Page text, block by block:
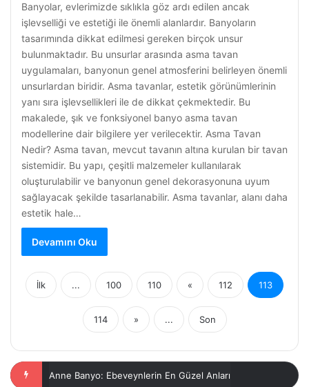
Banyolar, evlerimizde sıklıkla göz ardı edilen ancak
işlevselliği ve estetiği ile önemli alanlardır. Banyoların
tasarımında dikkat edilmesi gereken birçok unsur
bulunmaktadır. Bu unsurlar arasında asma tavan
uygulamaları, banyonun genel atmosferini belirleyen önemli
unsurlardan biridir. Asma tavanlar, estetik görünümlerinin
yanı sıra işlevsellikleri ile de dikkat çekmektedir. Bu
makalede, şık ve fonksiyonel banyo asma tavan
modellerine dair bilgilere yer verilecektir. Asma Tavan
Nedir? Asma tavan, mevcut tavanın altına kurulan bir tavan
sistemidir. Bu yapı, çeşitli malzemeler kullanılarak
oluşturulabilir ve banyonun genel dekorasyonuna uyum
sağlayacak şekilde tasarlanabilir. Asma tavanlar, alanı daha
estetik hale…
Devamını Oku
İlk ... 100 110 « 112 113
114 » ... Son
Banyo Yapıp Gusul Abdesti Unutmanın Önemi